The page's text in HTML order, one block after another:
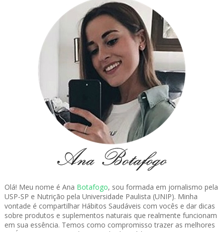
Olá! Meu nome é Ana Botafogo, sou formada em jornalismo pela
USP-SP e Nutrição pela Universidade Paulista (UNIP). Minha
vontade é compartilhar Hábitos Saudáveis com vocês e dar dicas
sobre produtos e suplementos naturais que realmente funcionam
em sua essência. Temos como compromisso trazer as melhores